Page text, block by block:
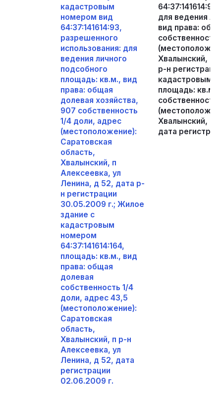
кадастровым
номером вид
64:37:141614:93,
разрешенного
использования: для
ведения личного
подсобного
площадь: кв.м., вид
права: общая
долевая хозяйства,
907 собственность
1/4 доли, адрес
(местоположение):
Саратовская
область,
Хвалынский, п
Алексеевка, ул
Ленина, д 52, дата р-
н регистрации
30.05.2009 г.; Жилое
здание с
кадастровым
номером
64:37:141614:164,
площадь: кв.м., вид
права: общая
долевая
собственность 1/4
доли, адрес 43,5
(местоположение):
Саратовская
область,
Хвалынский, п р-н
Алексеевка, ул
Ленина, д 52, дата
регистрации
02.06.2009 г.
для ведения
вид права:
собственность
Хвалынский, п
р-н
кадастровым
площадь: кв.м.,
собственность
Хвалынский, п
дата